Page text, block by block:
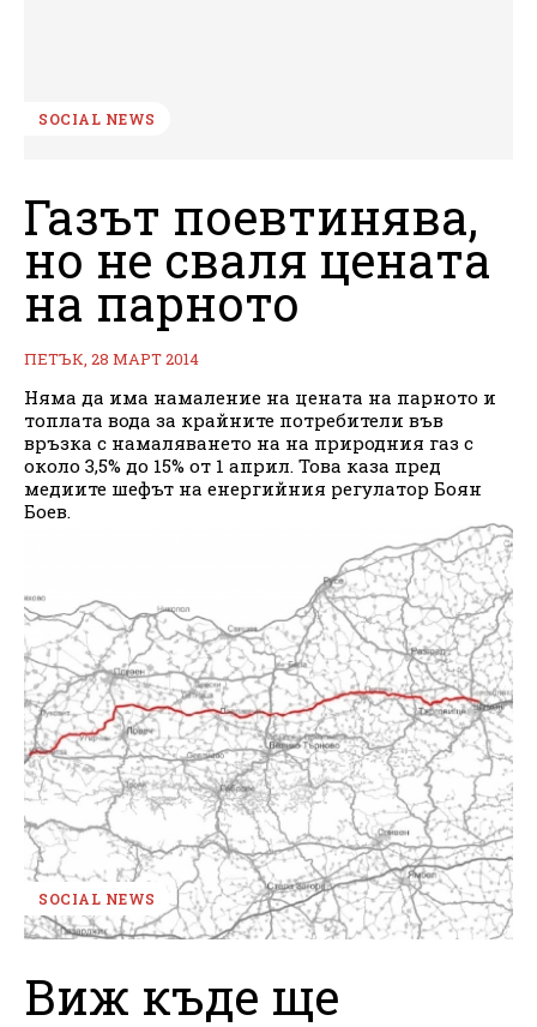
SOCIAL NEWS
Газът поевтинява,
но не сваля цената
на парното
ПЕТЪК, 28 МАРТ 2014
Няма да има намаление на цената на парното и
топлата вода за крайните потребители във
връзка с намаляването на на природния газ с
около 3,5% до 15% от 1 април. Това каза пред
медиите шефът на енергийния регулатор Боян
Боев.
SOCIAL NEWS
Виж къде ще